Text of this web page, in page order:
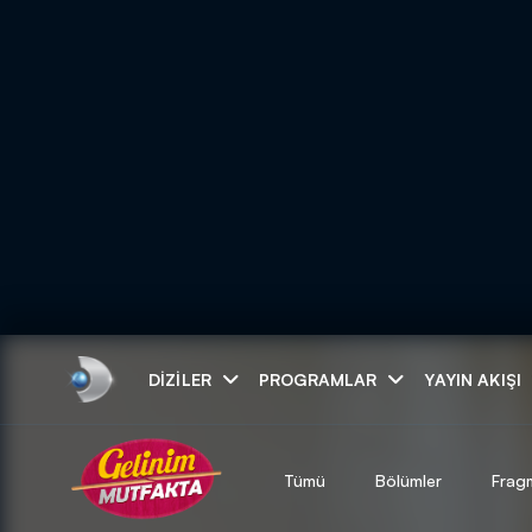
DIZILER PROGRAMLAR YAYIN AKIŞI
Tümü Bölümler